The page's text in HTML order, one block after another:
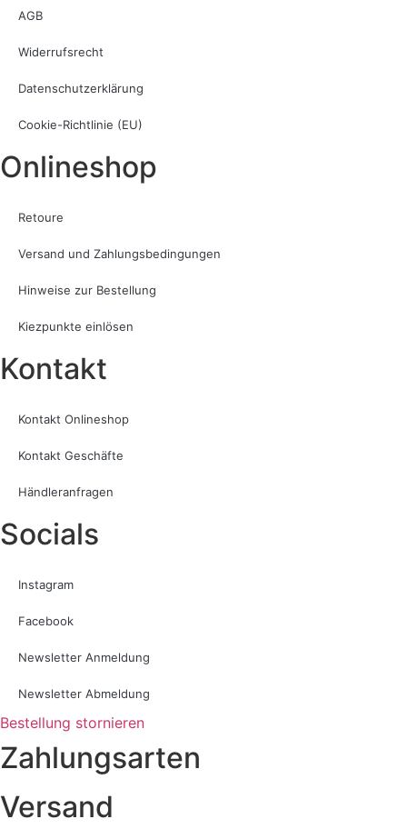
AGB
Widerrufsrecht
Datenschutzerklärung
Cookie-Richtlinie (EU)
Onlineshop
Retoure
Versand und Zahlungsbedingungen
Hinweise zur Bestellung
Kiezpunkte einlösen
Kontakt​
Kontakt Onlineshop
Kontakt Geschäfte
Händleranfragen
Socials
Instagram
Facebook
Newsletter Anmeldung
Newsletter Abmeldung
Bestellung stornieren
Zahlungsarten
Versand